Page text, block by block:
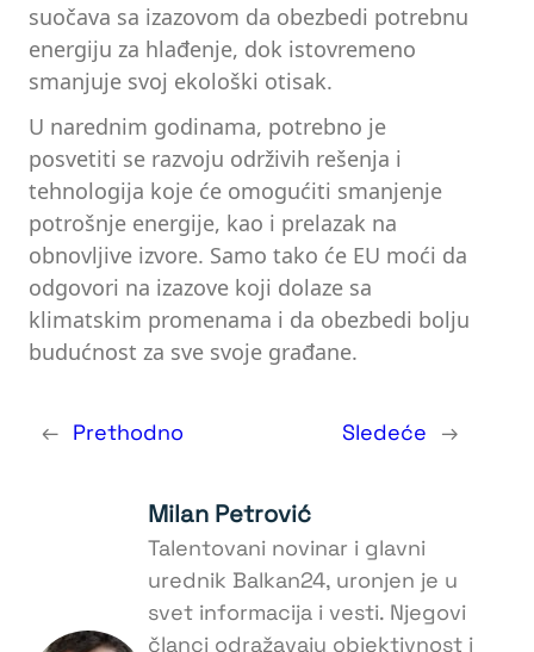
suočava sa izazovom da obezbedi potrebnu
energiju za hlađenje, dok istovremeno
smanjuje svoj ekološki otisak.
U narednim godinama, potrebno je
posvetiti se razvoju održivih rešenja i
tehnologija koje će omogućiti smanjenje
potrošnje energije, kao i prelazak na
obnovljive izvore. Samo tako će EU moći da
odgovori na izazove koji dolaze sa
klimatskim promenama i da obezbedi bolju
budućnost za sve svoje građane.
← Prethodno Sledeće →
Milan Petrović
Talentovani novinar i glavni
urednik Balkan24, uronjen je u
svet informacija i vesti. Njegovi
članci odražavaju objektivnost i